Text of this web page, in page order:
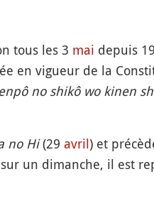
tous les 3 mai depuis
en vigueur de la
no shikô wo kinen
no Hi(29 avril) et
un dimanche, il est